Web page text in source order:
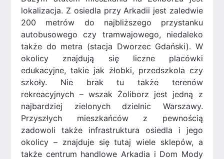
lokalizacja. Z osiedla przy Arkadii jest zaledwie
200 metrów do najbliższego przystanku
autobusowego czy tramwajowego, niedaleko
także do metra (stacja Dworzec Gdański). W
okolicy znajdują się liczne placówki
edukacyjne, takie jak żłobki, przedszkola czy
szkoły. Nie brak tu także terenów
rekreacyjnych – wszak Żoliborz jest jedną z
najbardziej zielonych dzielnic Warszawy.
Przyszłych mieszkańców z pewnością
zadowoli także infrastruktura osiedla i jego
okolicy – znajduje się tutaj wiele sklepów, a
także centrum handlowe Arkadia i Dom Mody